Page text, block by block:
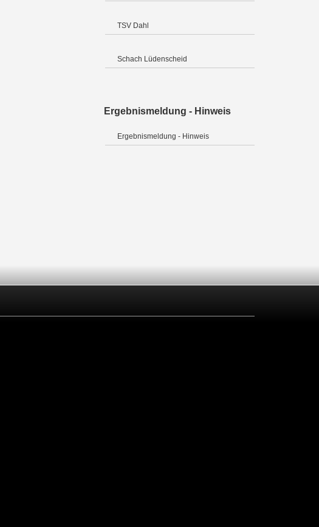
TSV Dahl
Schach Lüdenscheid
Ergebnismeldung - Hinweis
Ergebnismeldung - Hinweis